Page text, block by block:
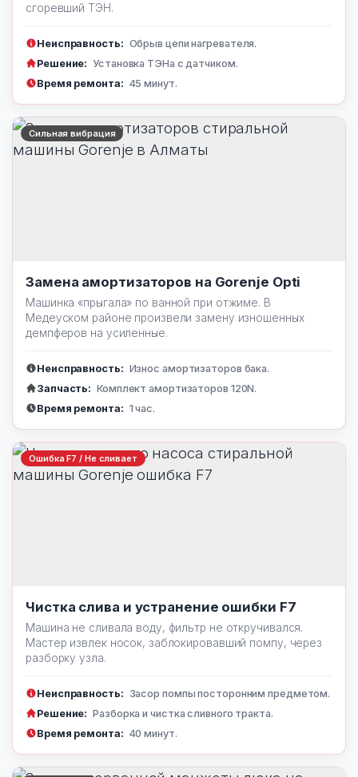
сгоревший ТЭН.
Неисправность: Обрыв цепи нагревателя.
Решение: Установка ТЭНа с датчиком.
Время ремонта: 45 минут.
Сильная вибрация
Замена амортизаторов на Gorenje Opti
Машинка «прыгала» по ванной при отжиме. В
Медеуском районе произвели замену изношенных
демпферов на усиленные.
Неисправность: Износ амортизаторов бака.
Запчасть: Комплект амортизаторов 120N.
Время ремонта: 1 час.
Ошибка F7 / Не сливает
Чистка слива и устранение ошибки F7
Машина не сливала воду, фильтр не откручивался.
Мастер извлек носок, заблокировавший помпу, через
разборку узла.
Неисправность: Засор помпы посторонним предметом.
Решение: Разборка и чистка сливного тракта.
Время ремонта: 40 минут.